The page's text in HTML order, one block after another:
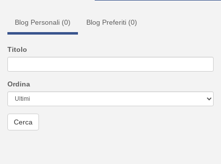
Blog Personali (0) Blog Preferiti (0)
Titolo
Ordina